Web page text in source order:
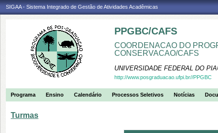
SIGAA - Sistema Integrado de Gestão de Atividades Acadêmicas
PPGBC/CAFS
COORDENACAO DO
CONSERVACAO/CAFS
UNIVERSIDADE FEDERAL DO
http://www.posgraduacao.ufpi.br//PPGBC
Programa Ensino Calendário Processos Seletivos Notícias
Turmas